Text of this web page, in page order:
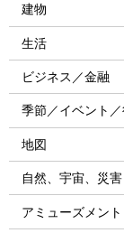
建物
生活
ビジネス／金融
季節／イベント
地図
自然、宇宙、災害
アミューズメント